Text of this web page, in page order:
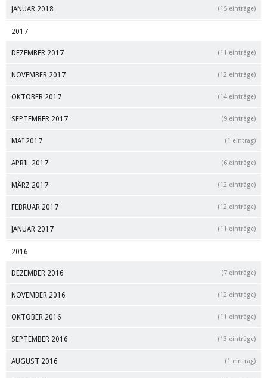
JANUAR 2018 (15 einträge)
2017
DEZEMBER 2017 (11 einträge)
NOVEMBER 2017 (12 einträge)
OKTOBER 2017 (14 einträge)
SEPTEMBER 2017 (9 einträge)
MAI 2017 (1 eintrag)
APRIL 2017 (6 einträge)
MÄRZ 2017 (12 einträge)
FEBRUAR 2017 (12 einträge)
JANUAR 2017 (11 einträge)
2016
DEZEMBER 2016 (7 einträge)
NOVEMBER 2016 (12 einträge)
OKTOBER 2016 (11 einträge)
SEPTEMBER 2016 (13 einträge)
AUGUST 2016 (1 eintrag)